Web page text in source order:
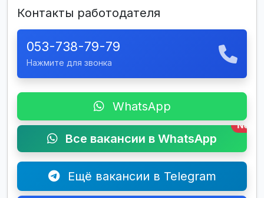
Контакты работодателя
053-738-79-79
Нажмите для звонка
WhatsApp
Все вакансии в WhatsApp
New
Ещё вакансии в Telegram